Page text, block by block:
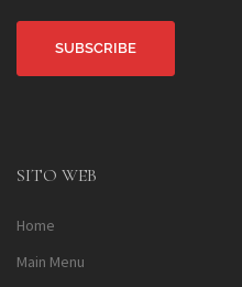
SITO WEB
Home
Main Menu